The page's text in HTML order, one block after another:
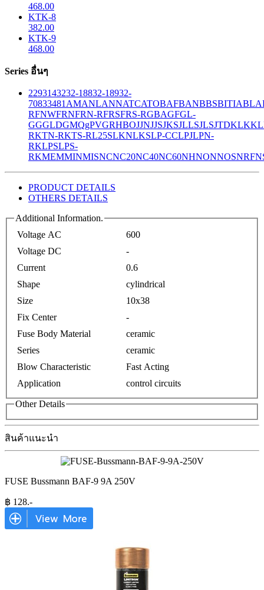
468.00
KTK-8
382.00
KTK-9
468.00
Series อื่นๆ
2293143232-18832-18932-
70833481 AMANLANNATCATOBAFBANBBSBITIABLA
RFNWFRNFRN-RFRSFRS-RGBAGFGL-
GGGLDGMQgPVGRHBOJJNJJSJKSJLLSJLSJTDKLK
RKTN-RKTS-RL25SLKNLKSLP-CCLPJLPN-
RKLPSLPS-
RKMEMMINMISNCNC20NC40NC60NHNONNOSNRF
PRODUCT DETAILS
OTHERS DETAILS
Additional Information.
Voltage AC
600
Voltage DC
-
Current
0.6
Shape
cylindrical
Size
10x38
Fix Center
-
Fuse Body Material
ceramic
Series
ceramic
Blow Characteristic
Fast Acting
Application
control circuits
Other Details
สินค้าแนะนำ
FUSE Bussmann BAF-9 9A 250V
฿ 128.-